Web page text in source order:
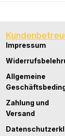
Impressum
Allgemeine
Zahlung und
Versand